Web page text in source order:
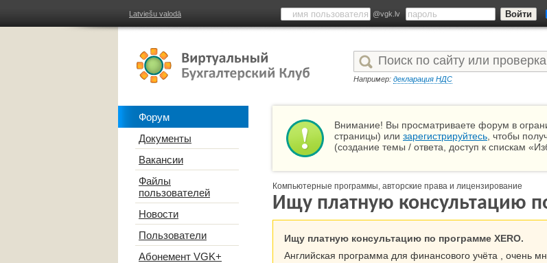
Latviešu valodā @vgk.lv
Например: декларация НДС
Форум
Документы
Вакансии
Файлы
пользователей
Новости
Пользователи
Абонемент VGK+
Внимание! Вы просматриваете форум в
страницы) или зарегистрируйтесь , чтобы
(создание темы / ответа, доступ к спискам
Компьютерные программы, авторские права и лицензирование
Ищу платную консультацию
Ищу платную консультацию по программе XERO.
Английская программа для финансового учёта , очень